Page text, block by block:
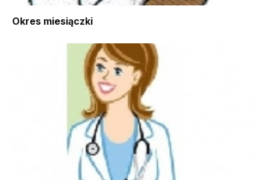
Okres miesiączki